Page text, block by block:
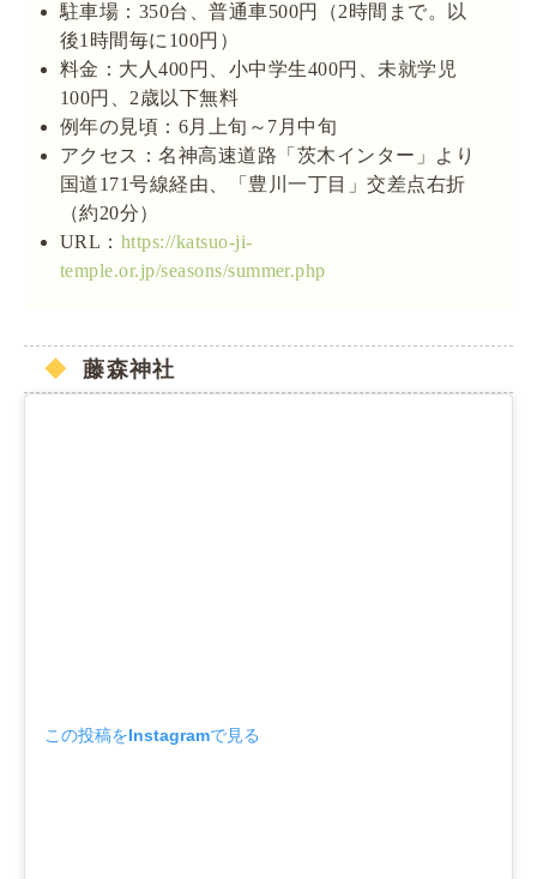
駐車場：350台、普通車500円（2時間まで。以
後1時間毎に100円）
料金：大人400円、小中学生400円、未就学児
100円、2歳以下無料
例年の見頃：6月上旬～7月中旬
アクセス：名神高速道路「茨木インター」より
国道171号線経由、「豊川一丁目」交差点右折
（約20分）
URL： https://katsuo-ji-
temple.or.jp/seasons/summer.php
藤森神社
この投稿をInstagramで見る